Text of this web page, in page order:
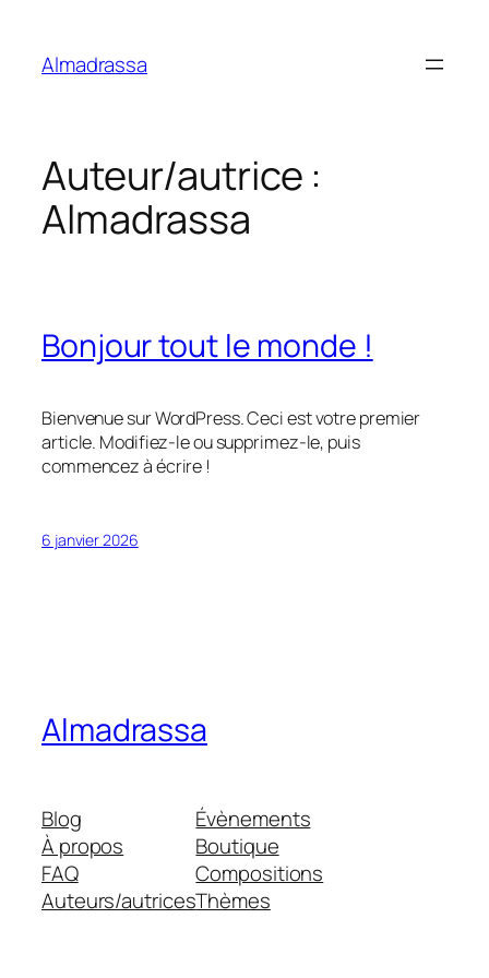
contenu
Almadrassa
Auteur/autrice :
Almadrassa
Bonjour tout le monde !
Bienvenue sur WordPress. Ceci est votre premier
article. Modifiez-le ou supprimez-le, puis
commencez à écrire !
6 janvier 2026
Almadrassa
Blog
À propos
FAQ
Auteurs/autrices
Évènements
Boutique
Compositions
Thèmes